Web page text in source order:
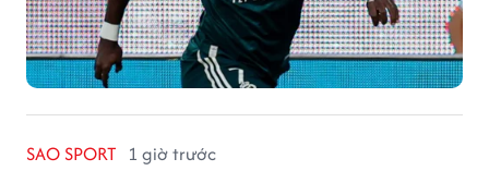
SAO SPORT 1 giờ trước